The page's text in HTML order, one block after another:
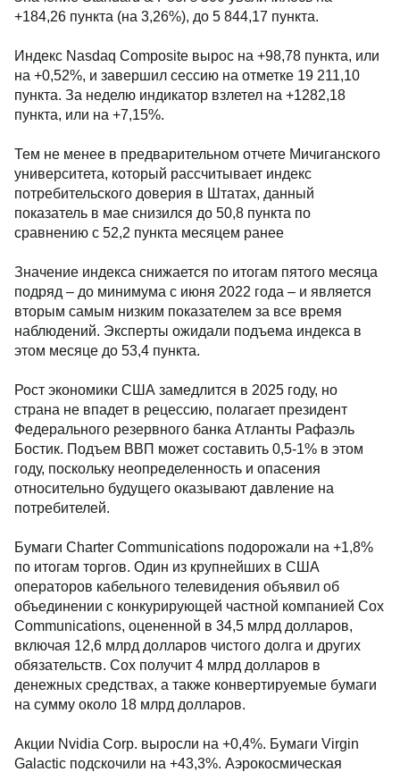
+184,26 пункта (на 3,26%), до 5 844,17 пункта.
Индекс Nasdaq Composite вырос на +98,78 пункта, или
на +0,52%, и завершил сессию на отметке 19 211,10
пункта. За неделю индикатор взлетел на +1282,18
пункта, или на +7,15%.
Тем не менее в предварительном отчете Мичиганского
университета, который рассчитывает индекс
потребительского доверия в Штатах, данный
показатель в мае снизился до 50,8 пункта по
сравнению с 52,2 пункта месяцем ранее
Значение индекса снижается по итогам пятого месяца
подряд – до минимума с июня 2022 года – и является
вторым самым низким показателем за все время
наблюдений. Эксперты ожидали подъема индекса в
этом месяце до 53,4 пункта.
Рост экономики США замедлится в 2025 году, но
страна не впадет в рецессию, полагает президент
Федерального резервного банка Атланты Рафаэль
Бостик. Подъем ВВП может составить 0,5-1% в этом
году, поскольку неопределенность и опасения
относительно будущего оказывают давление на
потребителей.
Бумаги Charter Communications подорожали на +1,8%
по итогам торгов. Один из крупнейших в США
операторов кабельного телевидения объявил об
объединении с конкурирующей частной компанией Cox
Communications, оцененной в 34,5 млрд долларов,
включая 12,6 млрд долларов чистого долга и других
обязательств. Cox получит 4 млрд долларов в
денежных средствах, а также конвертируемые бумаги
на сумму около 18 млрд долларов.
Акции Nvidia Corp. выросли на +0,4%. Бумаги Virgin
Galactic подскочили на +43,3%. Аэрокосмическая